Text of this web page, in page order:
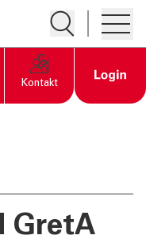
Suche öffnen
Kontakt Open
GretA